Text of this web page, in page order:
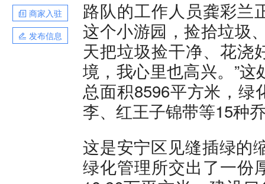
商家入驻
发布信息
路队的工作人员龚彩兰
这个小游园，捡拾垃圾
天把垃圾捡干净、花浇
境，我心里也高兴。”
总面积8596平方米，绿
李、红王子锦带等15种
这是安宁区见缝插绿的
绿化管理所交出了一份